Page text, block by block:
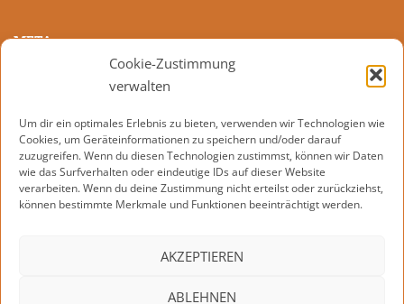
Cookie-Zustimmung
verwalten
Um dir ein optimales Erlebnis zu bieten, verwenden wir Technologien wie
Cookies, um Geräteinformationen zu speichern und/oder darauf
zuzugreifen. Wenn du diesen Technologien zustimmst, können wir Daten
wie das Surfverhalten oder eindeutige IDs auf dieser Website
verarbeiten. Wenn du deine Zustimmung nicht erteilst oder zurückziehst,
können bestimmte Merkmale und Funktionen beeinträchtigt werden.
AKZEPTIEREN
ABLEHNEN
META
Kommentar-Feed
WordPress.org
IMPRESSUM DATENSCHUTZERKLÄRUNG